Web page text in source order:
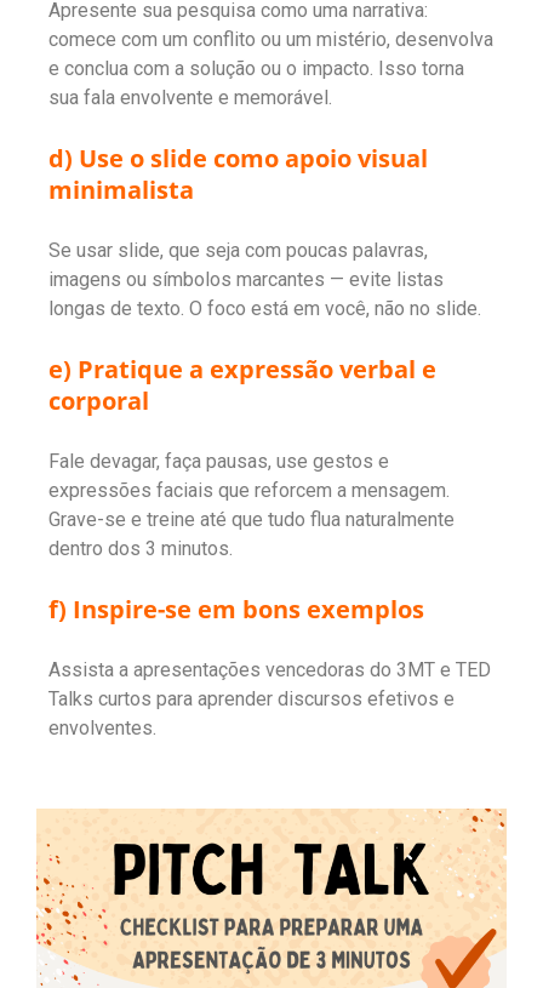
Apresente sua pesquisa como uma narrativa:
comece com um conflito ou um mistério, desenvolva
e conclua com a solução ou o impacto. Isso torna
sua fala envolvente e memorável.
d) Use o slide como apoio visual
minimalista
Se usar slide, que seja com poucas palavras,
imagens ou símbolos marcantes — evite listas
longas de texto. O foco está em você, não no slide.
e) Pratique a expressão verbal e
corporal
Fale devagar, faça pausas, use gestos e
expressões faciais que reforcem a mensagem.
Grave-se e treine até que tudo flua naturalmente
dentro dos 3 minutos.
f) Inspire-se em bons exemplos
Assista a apresentações vencedoras do 3MT e TED
Talks curtos para aprender discursos efetivos e
envolventes.